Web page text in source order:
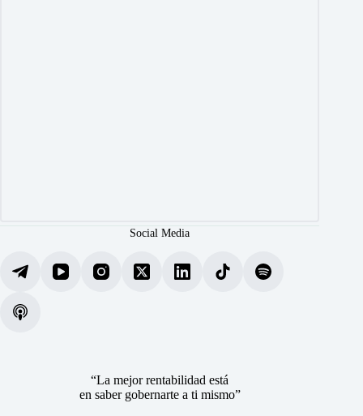
Social Media
“La mejor rentabilidad está
en saber gobernarte a ti mismo”